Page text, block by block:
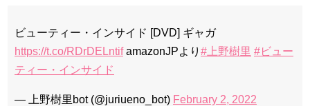
ビューティー・インサイド [DVD] ギャガ
https://t.co/RDrDELntifamazonJPより #上野樹里 #ビュー
ティー・インサイド
— 上野樹里bot (@juriueno_bot) February 2, 2022